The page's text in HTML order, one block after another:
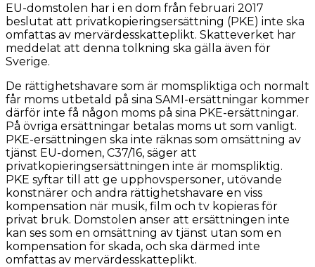
EU-domstolen har i en dom från februari 2017
beslutat att privatkopieringsersättning (PKE) inte ska
omfattas av mervärdesskatteplikt. Skatteverket har
meddelat att denna tolkning ska gälla även för
Sverige.
De rättighetshavare som är momspliktiga och normalt
får moms utbetald på sina SAMI-ersättningar kommer
därför inte få någon moms på sina PKE-ersättningar.
På övriga ersättningar betalas moms ut som vanligt.
PKE-ersättningen ska inte räknas som omsättning av
tjänst EU-domen, C37/16, säger att
privatkopieringsersättningen inte är momspliktig.
PKE syftar till att ge upphovspersoner, utövande
konstnärer och andra rättighetshavare en viss
kompensation när musik, film och tv kopieras för
privat bruk. Domstolen anser att ersättningen inte
kan ses som en omsättning av tjänst utan som en
kompensation för skada, och ska därmed inte
omfattas av mervärdesskatteplikt.